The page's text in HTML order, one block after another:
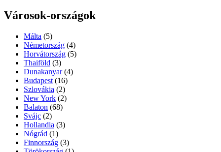
Városok-országok
Málta (5)
Németország (4)
Horvátország (5)
Thaiföld (3)
Dunakanyar (4)
Budapest (16)
Szlovákia (2)
New York (2)
Balaton (68)
Svájc (2)
Hollandia (3)
Nógrád (1)
Finnország (3)